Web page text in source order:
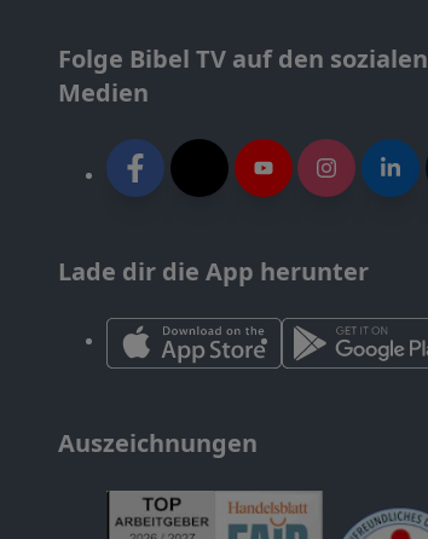
Folge Bibel TV auf den sozialen
Medien
Lade dir die App herunter
Auszeichnungen